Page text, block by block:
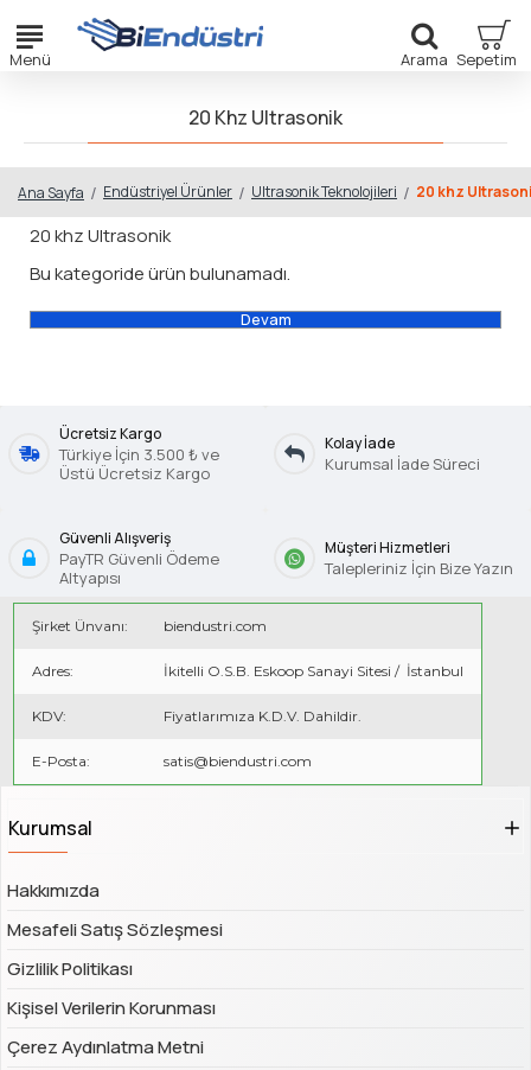
Ana Sayfa Endüstriyel Ürünler Ultrasonik Teknolojileri 20 khz
20 Khz Ultrasonik
20 khz Ultrasonik
Bu kategoride ürün bulunamadı.
Devam
Ücretsiz Kargo
Türkiye İçin 3.500 ₺ ve
Üstü Ücretsiz Kargo
Kolay İade
Kurumsal İade Süreci
Güvenli Alışveriş
PayTR Güvenli Ödeme
Altyapısı
Müşteri Hizmetleri
Talepleriniz İçin Bize Yazın
Şirket Ünvanı: biendustri.com
Adres: İkitelli O.S.B. Eskoop Sanayi Sitesi / İstanbul
KDV: Fiyatlarımıza K.D.V. Dahildir.
E-Posta: satis@biendustri.com
Kurumsal
Hakkımızda
Mesafeli Satış Sözleşmesi
Gizlilik Politikası
Kişisel Verilerin Korunması
Çerez Aydınlatma Metni